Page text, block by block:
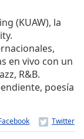
(KUAW), la
en vivo con un
R&B.
poesía